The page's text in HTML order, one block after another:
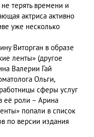
терять времени и
актриса активно
уже несколько
Виторган в образе
ленты» (другое
Валерии Гай
Ольги,
сферы услуг
её роли – Арина
попали в список
по версии издания